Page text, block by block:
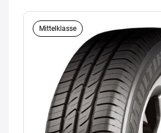
Mittelklasse